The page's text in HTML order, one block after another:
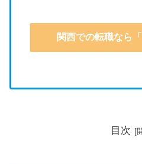
関西での転職なら
目次